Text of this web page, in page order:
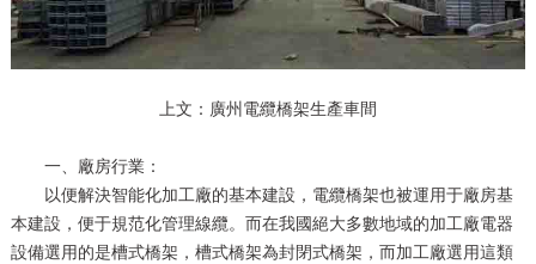
上文：廣州電纜橋架生產車間
一、廠房行業：
以便解決智能化加工廠的基本建設，電纜橋架也被運用于廠房基
本建設，便于規范化管理線纜。而在我國絕大多數地域的加工廠電器
設備選用的是槽式橋架，槽式橋架為封閉式橋架，而加工廠選用這類